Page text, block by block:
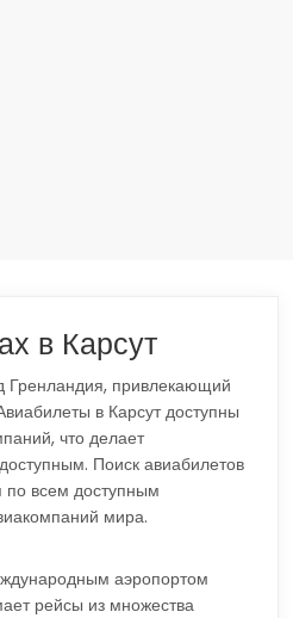
в Карсут
Гренландия, привлекающий
в Карсут доступны
что делает
Поиск авиабилетов
по всем доступным
мира.
аэропортом
рейсы из множества